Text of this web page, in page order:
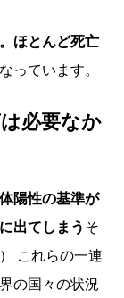
ほとんど死亡
っています。
必要なか
陽性の基準が
出てしまうそ
これらの一連
の国々の状況